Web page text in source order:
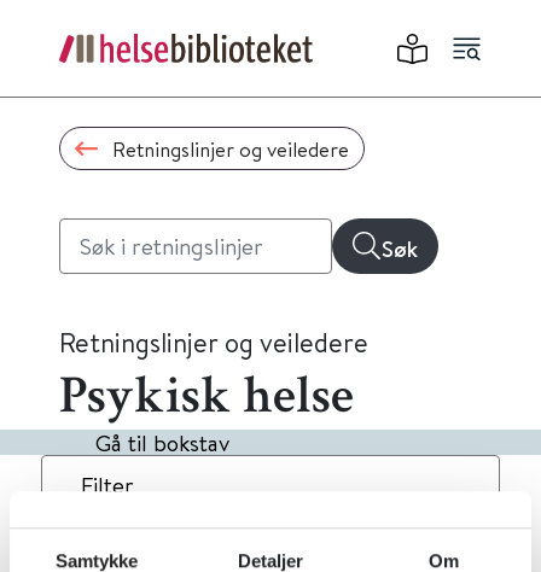
Samtykke Detaljer Om
Retningslinjer og veiledere
Søk
Retningslinjer og veiledere
Psykisk helse
Gå til bokstav
Filter
3Treff Dato Alfabetisk